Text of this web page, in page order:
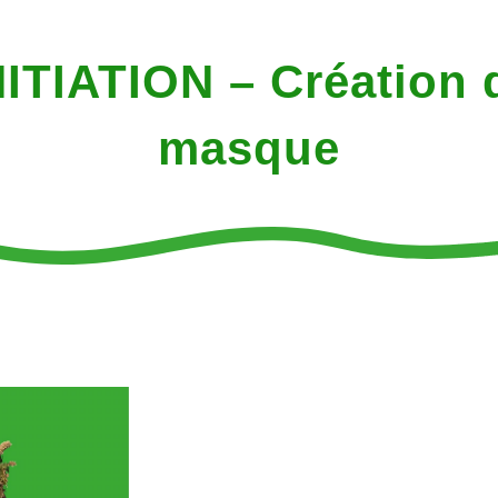
– Création
masque